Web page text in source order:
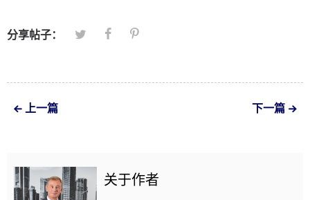
分享帖子：
上一篇 下一篇
关于作者